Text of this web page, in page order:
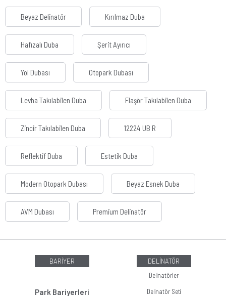
Beyaz Delinatör Kırılmaz Duba
Hafızalı Duba Şerit Ayırıcı
Yol Dubası Otopark Dubası
Levha Takılabilen Duba Flaşör Takılabilen Duba
Zincir Takılabilen Duba 12224 UB R
Reflektif Duba Estetik Duba
Modern Otopark Dubası Beyaz Esnek Duba
AVM Dubası Premium Delinatör
BARİYER
Park Bariyerleri
DELİNATÖR
Delinatörler
Delinatör Seti